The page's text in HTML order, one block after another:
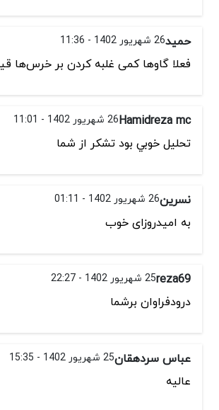
حمید26 شهریور 1402 - 11:36
فعلا گاوها کمی غلبه کردن بر خرس‌ها
Hamidreza mc26 شهریور 1402 - 11:01
تحليل خوبي بود تشكر از شما
نسرین26 شهریور 1402 - 01:11
به امیدروزای خوب
reza6925 شهریور 1402 - 22:27
درودفراوان برشما
عباس سردهقان25 شهریور 1402 - 15:35
عالیه